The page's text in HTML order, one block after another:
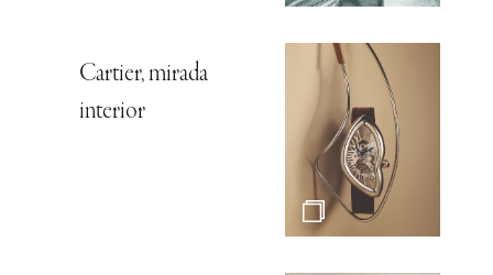
Cartier, mirada
interior